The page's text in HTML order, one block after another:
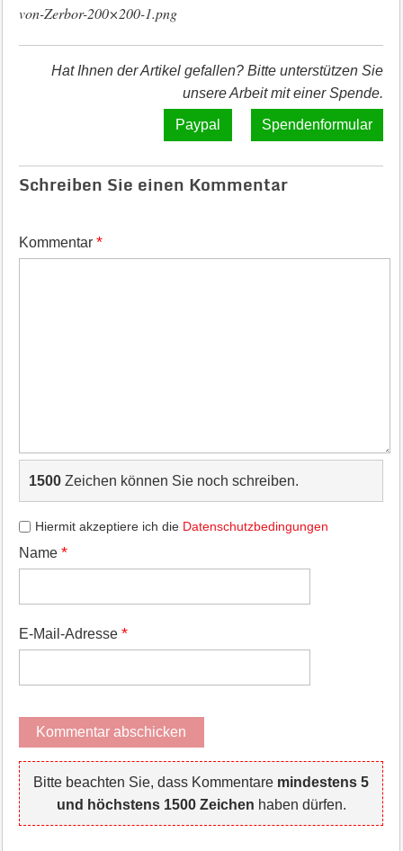
von-Zerbor-200×200-1.png
Hat Ihnen der Artikel gefallen? Bitte unterstützen Sie
unsere Arbeit mit einer Spende.
Spendenformular
Schreiben Sie einen Kommentar
Kommentar *
1500Zeichen können Sie noch schreiben.
Hiermit akzeptiere ich die Datenschutzbedingungen
Name *
E-Mail-Adresse *
Bitte beachten Sie, dass Kommentare mindestens 5
und höchstens 1500 Zeichen haben dürfen.